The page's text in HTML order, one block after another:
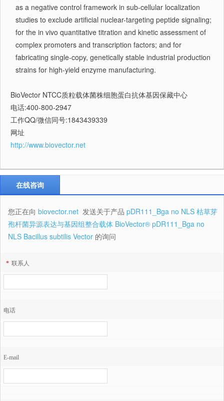
as a negative control framework in sub-cellular localization
studies to exclude artificial nuclear-targeting peptide signaling;
for the in vivo quantitative titration and kinetic assessment of
complex promoters and transcription factors; and for
fabricating single-copy, genetically stable industrial production
strains for high-yield enzyme manufacturing.
BioVector NTCC质粒载体菌株细胞蛋白抗体基因保藏中心
电话:400-800-2947
工作QQ/微信同号:1843439339
网址
http://www.biovector.net
在线咨询
您正在向 biovector.net 发送关于产品 pDR111_Bga no NLS 枯草芽
孢杆菌异源表达与基因组整合载体 BioVector® pDR111_Bga no
NLS Bacillus subtilis Vector 的询问
* 联系人
电话
E-mail